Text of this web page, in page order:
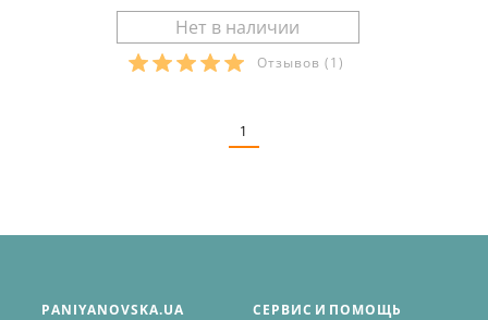
Отзывов (1)
1
PANIYANOVSKA.UA СЕРВИС И ПОМОЩЬ